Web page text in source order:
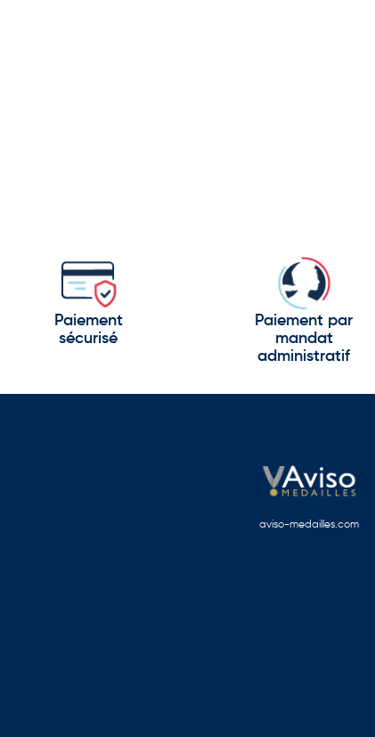
Paiement
sécurisé
Paiement par
mandat
administratif
aviso-medailles.com